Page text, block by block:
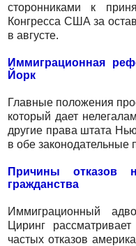
сторонниками к
Конгресса США за
в августе.
Иммиграционная
Йорк
Главные положения
который дает
другие права штата
в обе законодательные
Причины отказов
гражданства
Иммиграционный
Циринг
частых отказов